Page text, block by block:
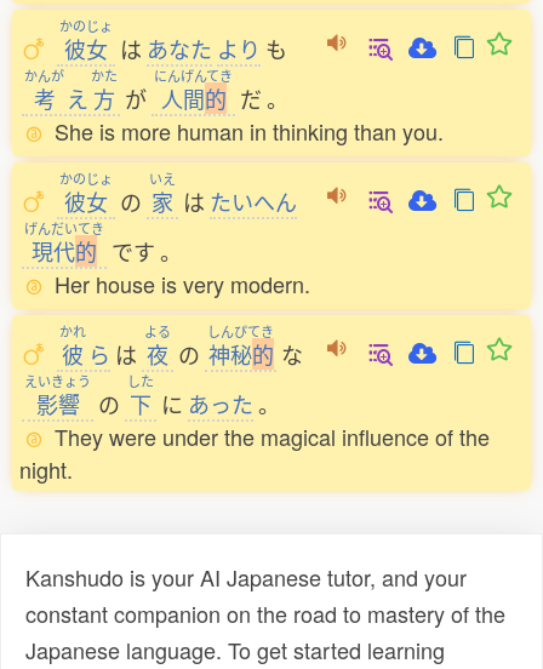
かのじょ
彼女 は あなた より も
かんが
考 え
かた
方 が
にんげんてき
人間的 だ。
She is more human in thinking than you.
かのじょ
彼女 の
いえ
家 は たいへん
げんだいてき
現代的 です。
Her house is very modern.
かれ
彼 ら は
よる
夜 の
しんぴてき
神秘的 な
えいきょう
影響 の
した
下 に あった。
They were under the magical influence of the
night.
Kanshudo is your AI Japanese tutor, and your
constant companion on the road to mastery of the
Japanese language. To get started learning